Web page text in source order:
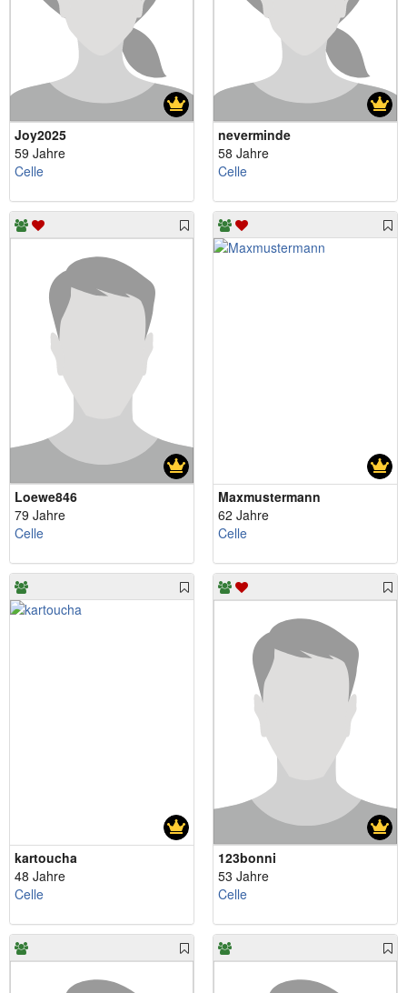
Joy2025
59 Jahre
Celle
neverminde
58 Jahre
Celle
Loewe846
79 Jahre
Celle
Maxmustermann
62 Jahre
Celle
kartoucha
48 Jahre
Celle
123bonni
53 Jahre
Celle